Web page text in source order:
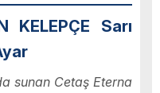
KELEPÇE Sarı
sunan Cetaş Eterna